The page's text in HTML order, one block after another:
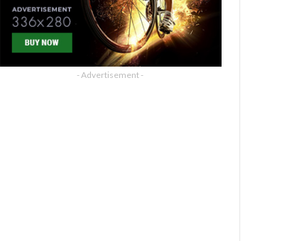
- Advertisement -